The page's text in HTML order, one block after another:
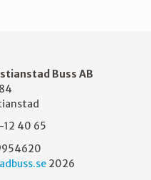
Buss AB
40 65
2026